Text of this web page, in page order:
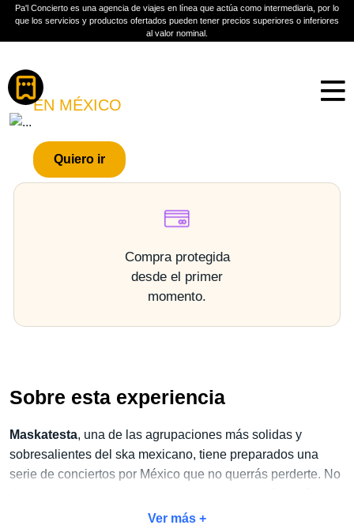
Pa'l Concierto es una agencia de viajes en línea que actúa como intermediaria, por lo
que los servicios y productos ofertados pueden tener precios superiores o inferiores
al valor nominal.
Boletos
MASKATESTA
EN MÉXICO
Quiero ir
Compra protegida
desde el primer
momento.
Sobre esta experiencia
Maskatesta, una de las agrupaciones más solidas y
sobresalientes del ska mexicano, tiene preparados una
serie de conciertos por México que no querrás perderte. No
exclusivo paquete Concierto + Hotel.
Ver más +